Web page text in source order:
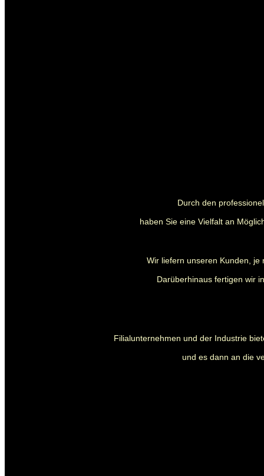
Durch den
haben Sie eine Vielfalt an
Wir liefern unseren Kunden, je
Darüberhinaus fertigen wir
Filialunternehmen und der Industrie
und es dann an die